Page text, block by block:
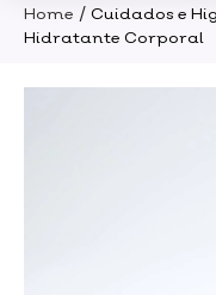
Home / Cuidados e
Hidratante Corporal